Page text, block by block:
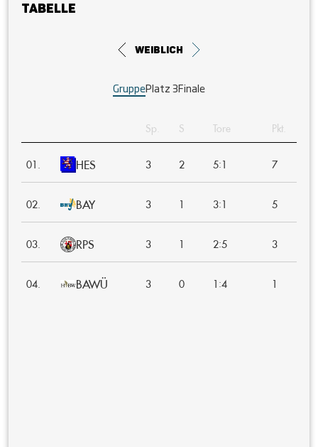
Tabelle
weiblich
GruppePlatz 3Finale
Sp. S Tore Pkt.
01. HES 3 2 5:1 7
02. BAY 3 1 3:1 5
03. RPS 3 1 2:5 3
04. BAWÜ 3 0 1 :4 1